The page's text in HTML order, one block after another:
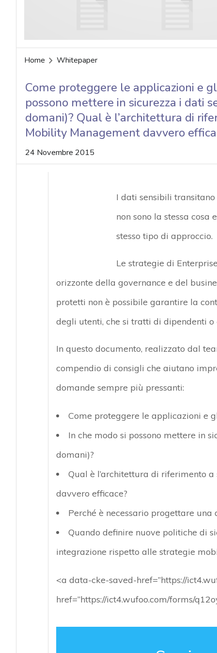
Home Whitepaper
Come proteggere le applicazioni e
possono mettere in sicurezza i dati
domani)? Qual è l’architettura di
Mobility Management davvero
24 Novembre 2015
I dati sensibili
non sono la stessa cosa
stesso tipo di approccio.
Le strategie di
orizzonte della governance e del
protetti non è possibile garantire la
degli utenti, che si tratti di dipendenti
In questo documento, realizzato dal
compendio di consigli che aiutano
domande sempre più pressanti:
Come proteggere le applicazioni e
In che modo si possono mettere in
domani)?
Qual è l’architettura di riferimento
davvero efficace?
Perché è necessario progettare
Quando definire nuove politiche di
integrazione rispetto alle strategie
<a data-cke-saved-href=”https://
href=”https://ict4.wufoo.com/forms/